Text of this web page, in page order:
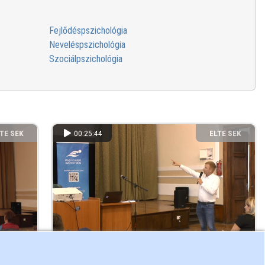
Fejlődéspszichológia
Neveléspszichológia
Szociálpszichológia
SEK
00:25:44
ELTE SEK
KÖNYVTÁRA